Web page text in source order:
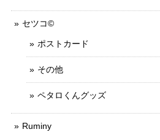
セツコ©
ポストカード
その他
ペタロくんグッズ
Ruminy